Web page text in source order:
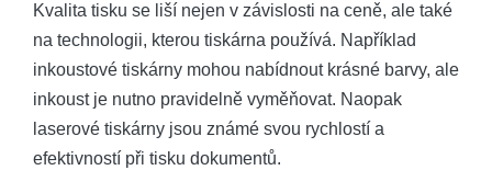
Kvalita ​tisku se liší nejen ‍v závislosti na ceně, ale také
na technologii, kterou tiskárna používá. ‍Například
⁣inkoustové tiskárny ⁣mohou nabídnout krásné barvy, ​ale
inkoust ⁢je nutno pravidelně vyměňovat. Naopak
laserové ‍tiskárny jsou známé svou rychlostí⁣ a
efektivností při ‍tisku dokumentů.